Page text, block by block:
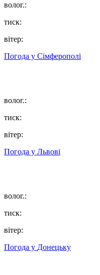
волог.:
тиск:
вітер:
Погода у Сімферополі
волог.:
тиск:
вітер:
Погода у Львові
волог.:
тиск:
вітер:
Погода у Донецьку